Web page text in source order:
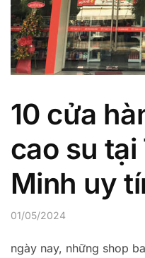
10 cửa
cao su tại
Minh uy
01/05/2024
ngày nay, những shop